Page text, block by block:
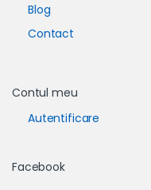
Blog
Contact
Contul meu
Autentificare
Facebook